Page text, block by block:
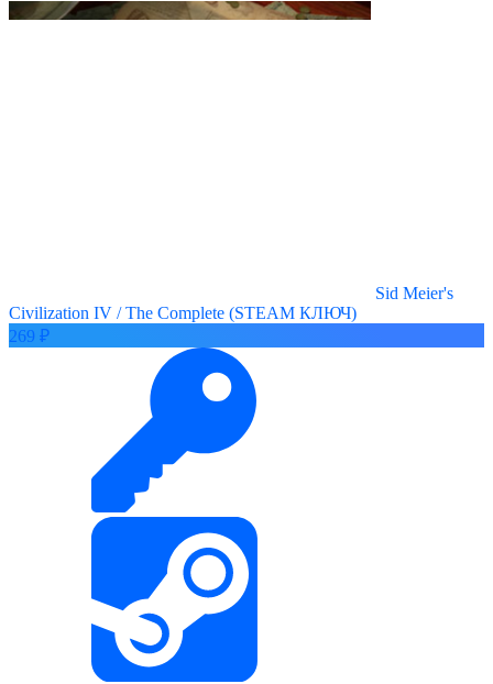
Sid Meier's
Civilization IV / The Complete (STEAM КЛЮЧ)
269 ₽